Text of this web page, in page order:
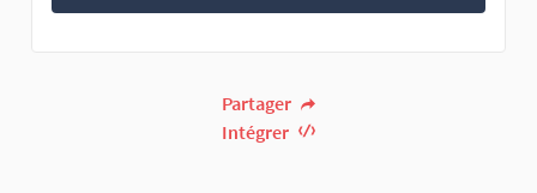
Partager
Intégrer